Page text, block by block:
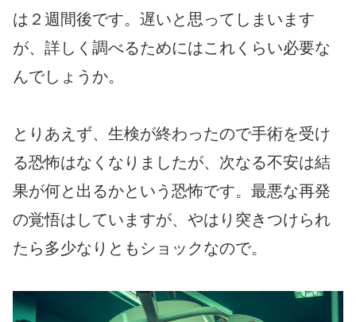
は２週間後です。遅いと思ってしまいます
が、詳しく調べるためにはこれくらい必要な
んでしょうか。
とりあえず、生検が終わったので手術を受け
る恐怖はなくなりましたが、次なる不安は結
果が何と出るかという恐怖です。最悪な再発
の覚悟はしていますが、やはり突きつけられ
たら多少なりともショックなので。